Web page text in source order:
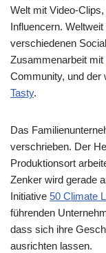
Welt mit Video-
Influencern.
verschiedenen
Zusammenarbeit mit
Community, und der
Tasty.
Das
verschrieben. Der
Produktionsort
Zenker wird gerade
Initiative 50 Climate
führenden
dass sich ihre
ausrichten lassen.